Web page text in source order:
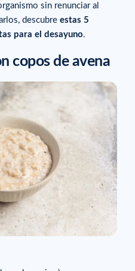
sin renunciar al
descubre estas 5
para el desayuno.
copos de avena